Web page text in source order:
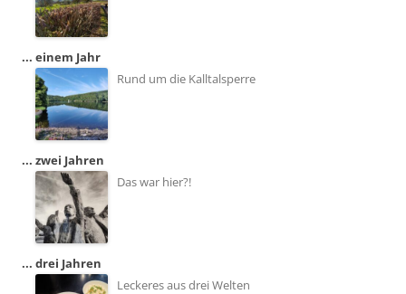
... einem Jahr
Rund um die Kalltalsperre
... zwei Jahren
Das war hier?!
... drei Jahren
Leckeres aus drei Welten